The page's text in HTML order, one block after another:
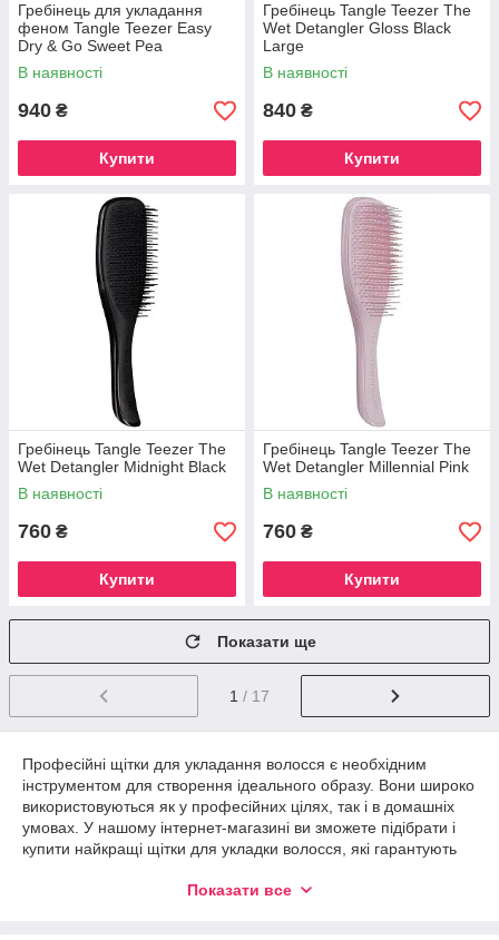
Гребінець для укладання
феном Tangle Teezer Easy
Dry & Go Sweet Pea
В наявності
940 ₴
Купити
Гребінець Tangle Teezer The
Wet Detangler Gloss Black
Large
В наявності
840 ₴
Купити
Гребінець Tangle Teezer The
Wet Detangler Midnight Black
В наявності
760 ₴
Купити
Гребінець Tangle Teezer The
Wet Detangler Millennial Pink
В наявності
760 ₴
Купити
Показати ще
1 / 17
Професійні щітки для укладання волосся є необхідним
інструментом для створення ідеального образу. Вони широко
використовуються як у професійних цілях, так і в домашніх
умовах. У нашому інтернет-магазині ви зможете підібрати і
купити найкращі щітки для укладки волосся, які гарантують
прямо з телефону, планшета або комп'ютера, заповніть
Показати все